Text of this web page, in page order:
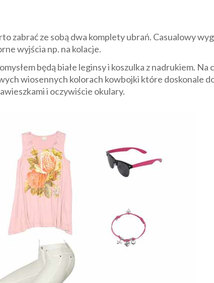
zabrać ze sobą dwa komplety ubrań. Casualowy
wyjścia np. na kolacje.
będą białe leginsy i koszulka z nadrukiem. Na
wiosennych kolorach kowbojki które doskonale
i oczywiście okulary.